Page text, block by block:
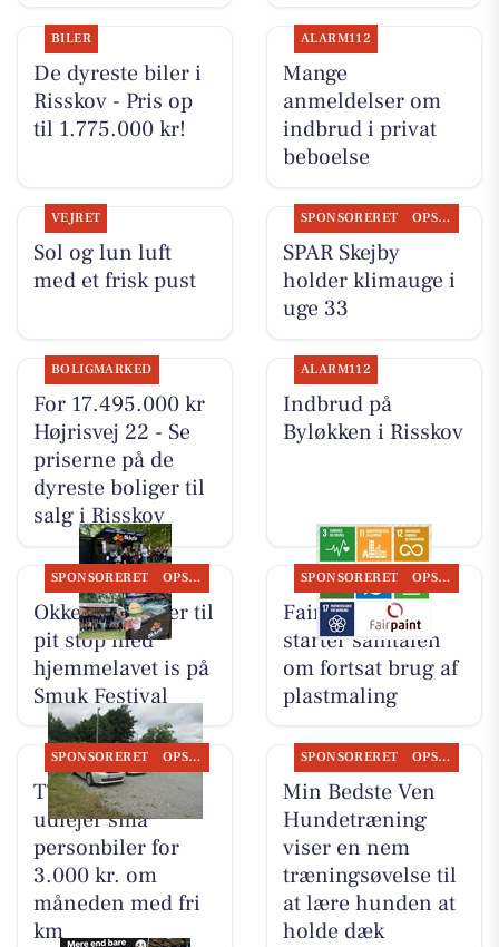
BILER
De dyreste biler i
Risskov - Pris op
til 1.775.000 kr!
ALARM112
Mange
anmeldelser om
indbrud i privat
beboelse
VEJRET
Sol og lun luft
med et frisk pust
SPONSORERET OPSLAGSTAVLEN
SPAR Skejby
holder klimauge i
uge 33
BOLIGMARKED
For 17.495.000 kr
Højrisvej 22 - Se
priserne på de
dyreste boliger til
salg i Risskov
ALARM112
Indbrud på
Byløkken i Risskov
SPONSORERET OPSLAGSTAVLEN
Okkels inviterer til
pit stop med
hjemmelavet is på
Smuk Festival
SPONSORERET OPSLAGSTAVLEN
Fairpaint ApS
starter samtalen
om fortsat brug af
plastmaling
SPONSORERET OPSLAGSTAVLEN
TT CARS ApS
udlejer små
personbiler for
3.000 kr. om
måneden med fri
km
SPONSORERET OPSLAGSTAVLEN
Min Bedste Ven
Hundetræning
viser en nem
træningsøvelse til
at lære hunden at
holde dæk